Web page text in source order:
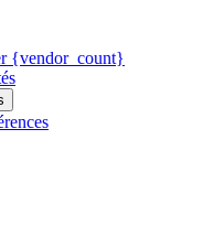
{vendor_count}